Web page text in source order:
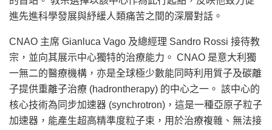
進先進科學發展與紓緩人類痛苦之間的深層對話。
CNAO 主席 Gianluca Vago 及總經理 Sandro Rossi 接待教
宗，並向其展示中心獨特的治療能力。 CNAO 是意大利獨
一無二的醫療機構，亦是全球極少數能同時利用質子及碳離
子提供重離子治療 (hadrontherapy) 的中心之一。 該中心的
核心技術為同步加速器 (synchrotron)，這是一種亞原子粒子
加速器，能產生超高精準度粒子束，用於治療複雜、無法接